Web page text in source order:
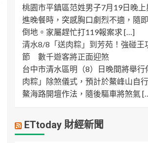
桃園市平鎮區范姓男子7月19日晚上
進晚餐時，突感胸口劇烈不適，隨
倒地。家屬趕忙打119報案求 […]
清水8/8「送肉粽」到芳苑！強碰王
節 數千遊客將正面迎煞
台中市清水區明（8）日晚間將舉行
肉粽」除煞儀式，預計於鰲峰山自
鰲海路開壇作法，隨後驅車將煞氣
ETtoday 財經新聞